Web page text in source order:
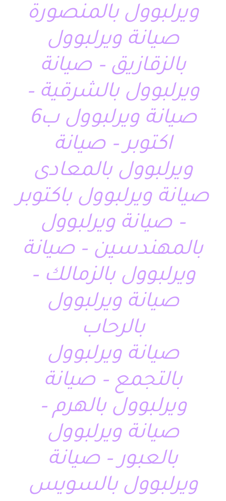
ويرلبوول بالمنصورة
صيانة ويرلبوول
بالزقازيق – صيانة
ويرلبوول بالشرقية –
صيانة ويرلبوول ب6
اكتوبر – صيانة
ويرلبوول بالمعادى
صيانة ويرلبوول باكتوبر
– صيانة ويرلبوول
بالمهندسين – صيانة
ويرلبوول بالزمالك –
صيانة ويرلبوول
بالرحاب
صيانة ويرلبوول
بالتجمع – صيانة
ويرلبوول بالهرم –
صيانة ويرلبوول
بالعبور – صيانة
ويرلبوول بالسويس